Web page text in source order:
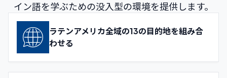
イン語を学ぶための没入型の環境を提供します。
ラテンアメリカ全域の13の目的地を組み合
わせる